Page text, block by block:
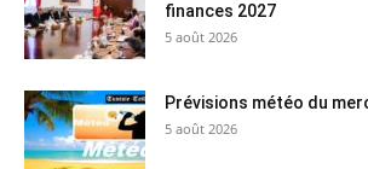
finances 2027
5 août 2026
Prévisions météo du
5 août 2026